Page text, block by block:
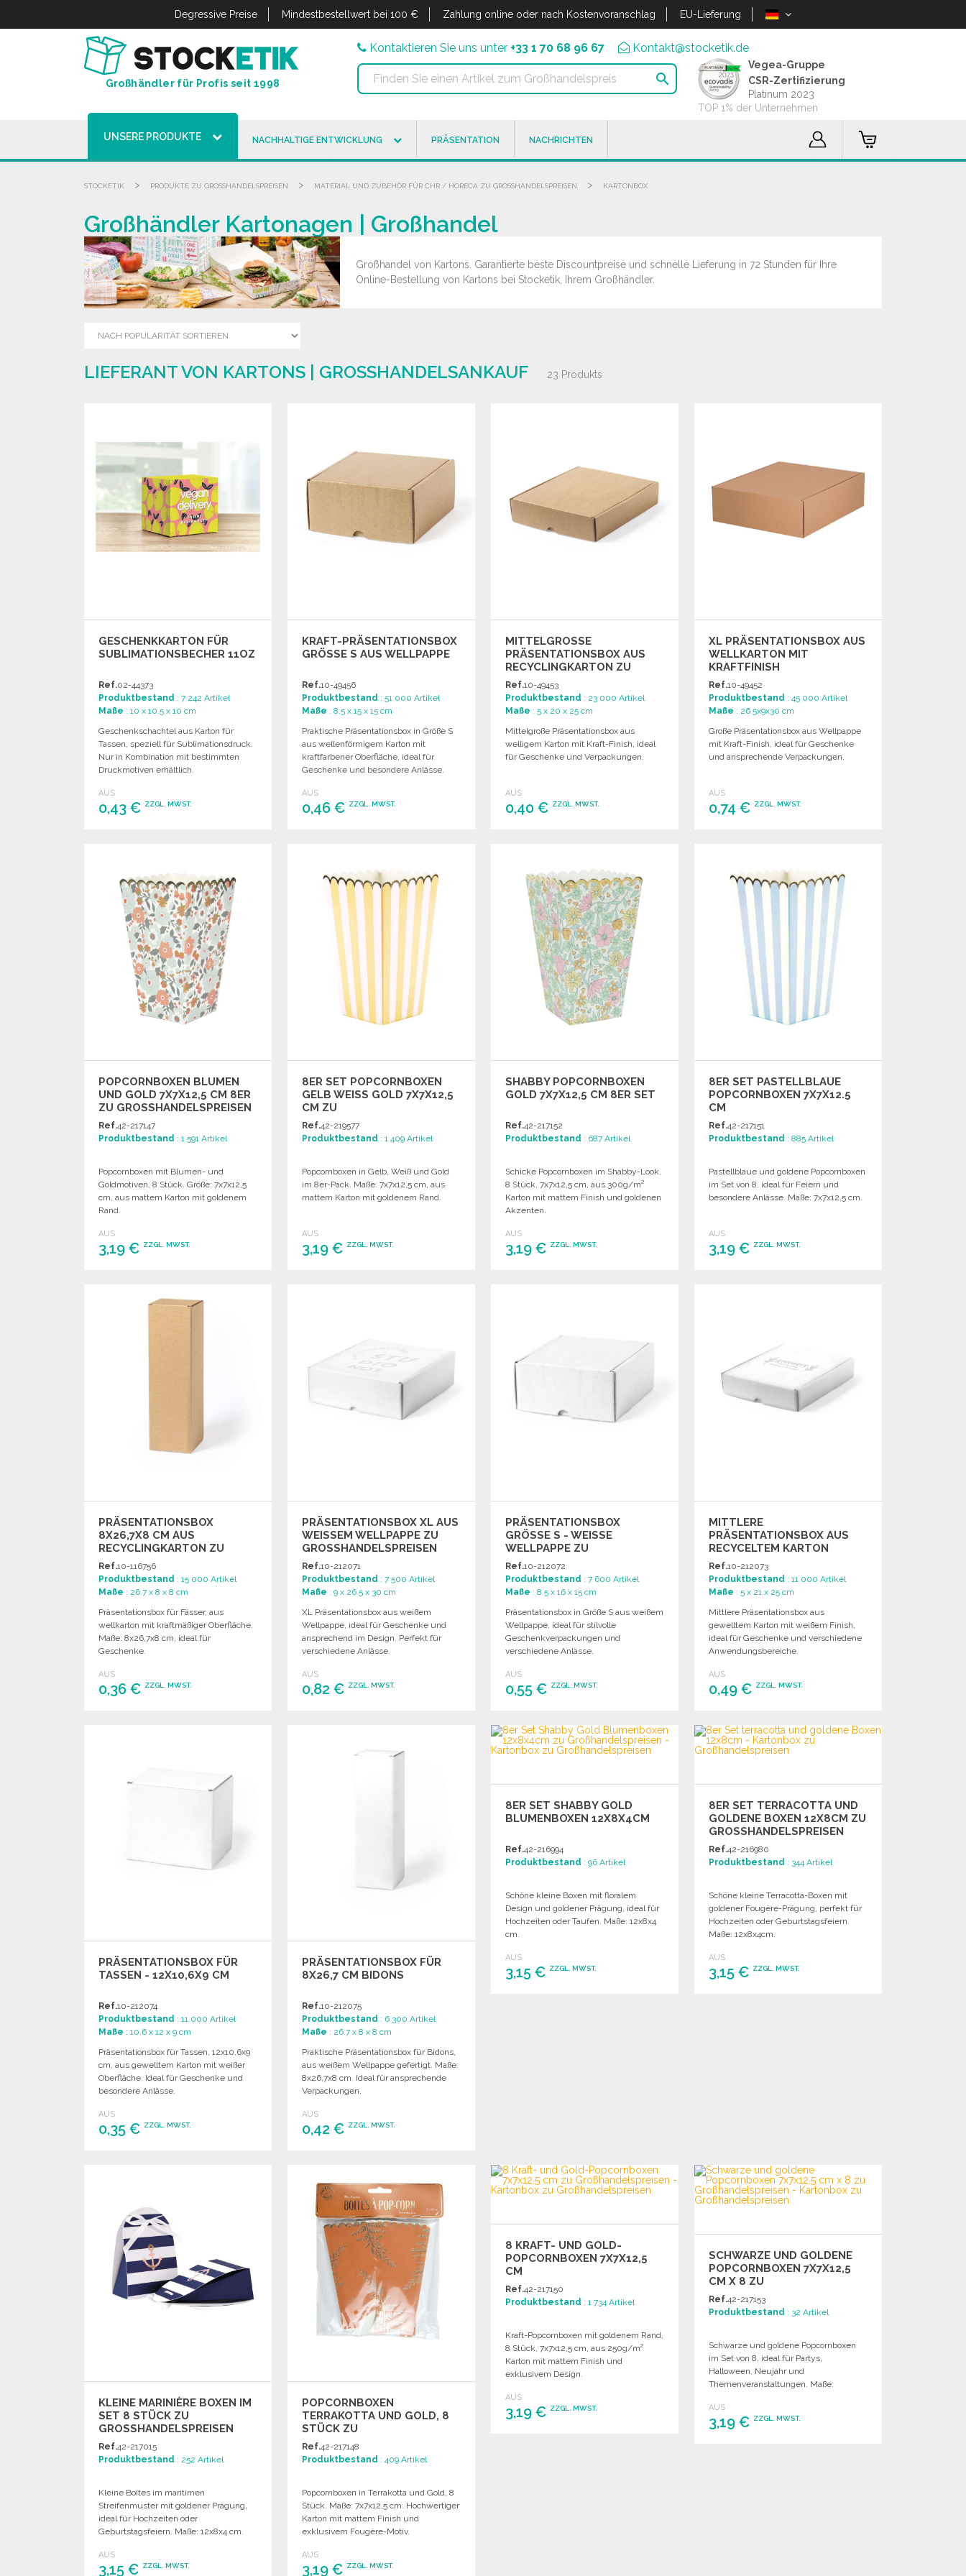
Degressive Preise Mindestbestellwert bei 100 € Zahlung online oder nach Kostenvoranschlag EU-Lieferung
Großhändler für Profis seit 1998
Kontaktieren Sie uns unter +33 1 70 68 96 67 Kontakt@stocketik.de

Vegea-Gruppe
CSR-Zertifizierung
Platinum 2023
TOP 1% der Unternehmen
UNSERE PRODUKTE NACHHALTIGE ENTWICKLUNG PRÄSENTATION NACHRICHTEN
STOCKETIK > PRODUKTE ZU GROSSHANDELSPREISEN > MATERIAL UND ZUBEHÖR FÜR CHR / HORECA ZU GROSSHANDELSPREISEN > KARTONBOX
Großhändler Kartonagen | Großhandel
Großhandel von Kartons. Garantierte beste Discountpreise und schnelle Lieferung in 72 Stunden für Ihre
Online-Bestellung von Kartons bei Stocketik, Ihrem Großhändler.
LIEFERANT VON KARTONS | GROSSHANDELSANKAUF 23 Produkts
GESCHENKKARTON FÜR
SUBLIMATIONSBECHER 11OZ
Ref.02-44373
Produktbestand : 7 242 Artikel
Maße : 10 x 10.5 x 10 cm
Geschenkschachtel aus Karton für
Tassen, speziell für Sublimationsdruck.
Nur in Kombination mit bestimmten
Druckmotiven erhältlich.
AUS
0,43 € ZZGL. MWST.
KRAFT-PRÄSENTATIONSBOX
GRÖSSE S AUS WELLPAPPE
Ref.10-49456
Produktbestand : 51 000 Artikel
Maße : 8.5 x 15 x 15 cm
Praktische Präsentationsbox in Größe S
aus wellenförmigem Karton mit
kraftfarbener Oberfläche, ideal für
Geschenke und besondere Anlässe.
AUS
0,46 € ZZGL. MWST.
MITTELGROSSE P
RÄSENTATIONSBOX AUS R
ECYCLINGKARTON ZU G
ROSSHANDELSPREISEN
Ref.10-49453
Produktbestand : 23 000 Artikel
Maße : 5 x 20 x 25 cm
Mittelgroße Präsentationsbox aus
welligem Karton mit Kraft-Finish, ideal
für Geschenke und Verpackungen.
AUS
0,40 € ZZGL. MWST.
XL PRÄSENTATIONSBOX AUS
WELLKARTON MIT
KRAFTFINISH
Ref.10-49452
Produktbestand : 45 000 Artikel
Maße : 26.5x9x30 cm
Große Präsentationsbox aus Wellpappe
mit Kraft-Finish, ideal für Geschenke
und ansprechende Verpackungen.
AUS
0,74 € ZZGL. MWST.
POPCORNBOXEN BLUMEN
UND GOLD 7X7X12,5 CM 8ER
ZU GROSSHANDELSPREISEN
Ref.42-217147
Produktbestand : 1 591 Artikel
Popcornboxen mit Blumen- und
Goldmotiven, 8 Stück. Größe: 7x7x12,5
cm, aus mattem Karton mit goldenem
Rand.
AUS
3,19 € ZZGL. MWST.
Angebot anfordern
8ER SET POPCORNBOXEN
GELB WEISS GOLD 7X7X12,5 C
M ZU G
ROSSHANDELSPREISEN
Ref.42-219577
Produktbestand : 1 409 Artikel
Popcornboxen in Gelb, Weiß und Gold
im 8er-Pack. Maße: 7x7x12,5 cm, aus
mattem Karton mit goldenem Rand.
AUS
3,19 € ZZGL. MWST.
SHABBY POPCORNBOXEN
GOLD 7X7X12,5 CM 8ER SET
Ref.42-217152
Produktbestand : 687 Artikel
Schicke Popcornboxen im Shabby-Look,
8 Stück, 7x7x12,5 cm, aus 300g/m²
Karton mit mattem Finish und goldenen
Akzenten.
AUS
3,19 € ZZGL. MWST.
8ER SET PASTELLBLAUE
POPCORNBOXEN 7X7X12.5
CM
Ref.42-217151
Produktbestand : 885 Artikel
Pastellblaue und goldene Popcornboxen
im Set von 8, ideal für Feiern und
besondere Anlässe. Maße: 7x7x12,5 cm.
AUS
3,19 € ZZGL. MWST.
PRÄSENTATIONSBOX
8X26,7X8 CM AUS
RECYCLINGKARTON ZU
GROSSHANDELSPREISEN
Ref.10-116756
Produktbestand : 15 000 Artikel
Maße : 26.7 x 8 x 8 cm
Präsentationsbox für Fässer, aus
wellkarton mit kraftmäßiger Oberfläche.
Maße: 8x26,7x8 cm, ideal für
Geschenke.
AUS
0,36 € ZZGL. MWST.
PRÄSENTATIONSBOX XL AUS
WEISSEM WELLPAPPE ZU G
ROSSHANDELSPREISEN
Ref.10-212071
Produktbestand : 7 500 Artikel
Maße : 9 x 26.5 x 30 cm
XL Präsentationsbox aus weißem
Wellpappe, ideal für Geschenke und
ansprechend im Design. Perfekt für
verschiedene Anlässe.
AUS
0,82 € ZZGL. MWST.
PRÄSENTATIONSBOX
GRÖSSE S - WEISSE WE
LLPAPPE ZU GR
OSSHANDELSPREISEN
Ref.10-212072
Produktbestand : 7 600 Artikel
Maße : 8.5 x 16 x 15 cm
Präsentationsbox in Größe S aus weißem
Wellpappe, ideal für stilvolle
Geschenkverpackungen und
verschiedene Anlässe.
AUS
0,55 € ZZGL. MWST.
Angebot anfordern
MITTLERE
PRÄSENTATIONSBOX AUS
RECYCELTEM KARTON
Ref.10-212073
Produktbestand : 11 000 Artikel
Maße : 5 x 21 x 25 cm
Mittlere Präsentationsbox aus
gewelltem Karton mit weißem Finish,
ideal für Geschenke und verschiedene
Anwendungsbereiche.
AUS
0,49 € ZZGL. MWST.
Angebot anfordern
PRÄSENTATIONSBOX FÜR
TASSEN - 12X10,6X9 CM
Ref.10-212074
Produktbestand : 11 000 Artikel
Maße : 10.6 x 12 x 9 cm
Präsentationsbox für Tassen, 12x10,6x9
cm, aus gewelltem Karton mit weißer
Oberfläche. Ideal für Geschenke und
besondere Anlässe.
AUS
0,35 € ZZGL. MWST.
PRÄSENTATIONSBOX FÜR
8X26,7 CM BIDONS
Ref.10-212075
Produktbestand : 6 300 Artikel
Maße : 26.7 x 8 x 8 cm
Praktische Präsentationsbox für Bidons,
aus weißem Wellpappe gefertigt. Maße:
8x26,7x8 cm. Ideal für ansprechende
Verpackungen.
AUS
0,42 € ZZGL. MWST.
Angebot anfordern
8ER SET SHABBY GOLD
BLUMENBOXEN 12X8X4CM
Ref.42-216994
Produktbestand : 96 Artikel
Schöne kleine Boxen mit floralem
Design und goldener Prägung, ideal für
Hochzeiten oder Taufen. Maße: 12x8x4
cm.
AUS
3,15 € ZZGL. MWST.
8ER SET TERRACOTTA UND
GOLDENE BOXEN 12X8CM ZU
GROSSHANDELSPREISEN
Ref.42-216980
Produktbestand : 344 Artikel
Schöne kleine Terracotta-Boxen mit
goldener Fougère-Prägung, perfekt für
Hochzeiten oder Geburtstagsfeiern.
Maße: 12x8x4cm.
AUS
3,15 € ZZGL. MWST.
KLEINE MARINIÈRE BOXEN IM
SET 8 STÜCK ZU
GROSSHANDELSPREISEN
Ref.42-217015
Produktbestand : 252 Artikel
Kleine Boîtes im maritimen
Streifenmuster mit goldener Prägung,
ideal für Hochzeiten oder
Geburtstagsfeiern. Maße: 12x8x4 cm.
AUS
3,15 € ZZGL. MWST.
POPCORNBOXEN
TERRAKOTTA UND GOLD, 8
STÜCK ZU
GROSSHANDELSPREISEN
Ref.42-217148
Produktbestand : 409 Artikel
Popcornboxen in Terrakotta und Gold, 8
Stück. Maße: 7x7x12,5 cm. Hochwertiger
Karton mit mattem Finish und
exklusivem Fougère-Motiv.
AUS
3,19 € ZZGL. MWST.
8 KRAFT- UND GOLD-
POPCORNBOXEN 7X7X12,5
CM
Ref.42-217150
Produktbestand : 1 734 Artikel
Kraft-Popcornboxen mit goldenem Rand,
8 Stück, 7x7x12,5 cm, aus 250g/m²
Karton mit mattem Finish und
exklusivem Design.
AUS
3,19 € ZZGL. MWST.
SCHWARZE UND GOLDENE
POPCORNBOXEN 7X7X12,5
CM X 8 ZU
GROSSHANDELSPREISEN
Ref.42-217153
Produktbestand : 32 Artikel
Schwarze und goldene Popcornboxen
im Set von 8, ideal für Partys,
Halloween, Neujahr und
Themenveranstaltungen. Maße:
AUS
3,19 € ZZGL. MWST.